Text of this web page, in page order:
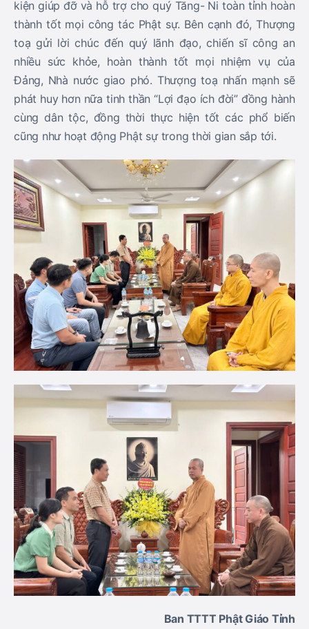
kiện giúp đỡ và hỗ trợ cho quý Tăng- Ni toàn tỉnh hoàn
thành tốt mọi công tác Phật sự. Bên cạnh đó, Thượng
toạ gửi lời chúc đến quý lãnh đạo, chiến sĩ công an
nhiều sức khỏe, hoàn thành tốt mọi nhiệm vụ của
Đảng, Nhà nước giao phó. Thượng toạ nhấn mạnh sẽ
phát huy hơn nữa tinh thần “Lợi đạo ích đời” đồng hành
cùng dân tộc, đồng thời thực hiện tốt các phổ biến
cũng như hoạt động Phật sự trong thời gian sắp tới.
Ban TTTT Phật Giáo Tỉnh